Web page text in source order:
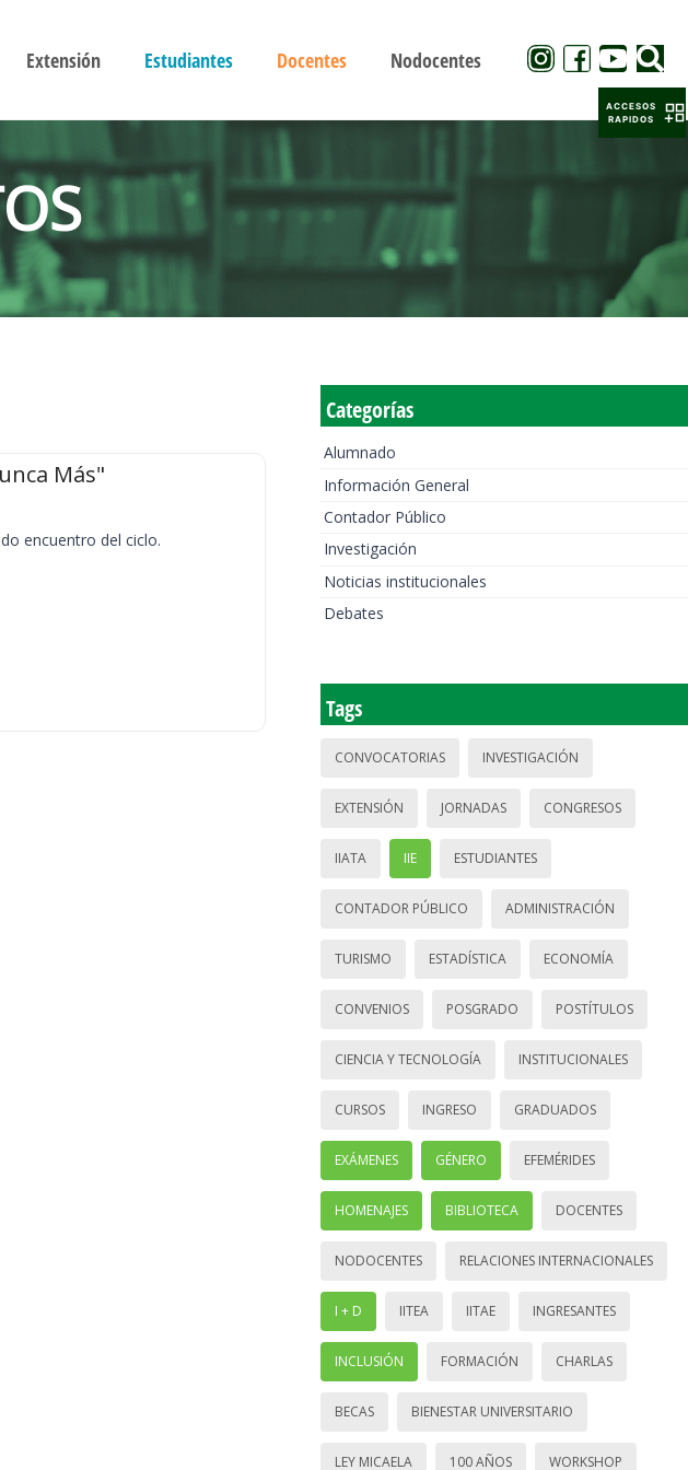
Extensión Estudiantes Docentes Nodocentes
Más"
encuentro del ciclo.
Categorías
Alumnado
Información General
Contador Público
Investigación
Noticias institucionales
Debates
Tags
CONVOCATORIAS INVESTIGACIÓN
EXTENSIÓN JORNADAS CONGRESOS
IIATA IIE ESTUDIANTES
CONTADOR PÚBLICO ADMINISTRACIÓN
TURISMO ESTADÍSTICA ECONOMÍA
CONVENIOS POSGRADO POSTÍTULOS
CIENCIA Y TECNOLOGÍA INSTITUCIONALES
CURSOS INGRESO GRADUADOS
EXÁMENES GÉNERO EFEMÉRIDES
HOMENAJES BIBLIOTECA DOCENTES
NODOCENTES RELACIONES INTERNACIONALES
I + D IITEA IITAE INGRESANTES
INCLUSIÓN FORMACIÓN CHARLAS
BECAS BIENESTAR UNIVERSITARIO
LEY MICAELA 100 AÑOS WORKSHOP
ACCESOS
RAPIDOS